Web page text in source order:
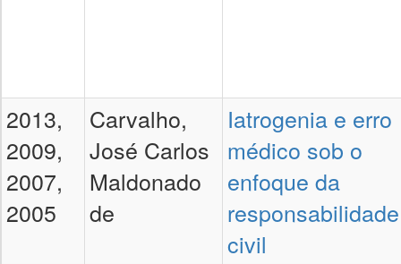
2013,
2009,
2007,
2005
Carvalho,
José Carlos
Maldonado
de
Iatrogenia e erro
médico sob o
enfoque da
responsabilidade
civil